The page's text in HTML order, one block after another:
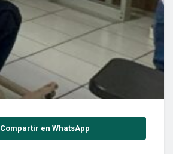
Compartir en WhatsApp